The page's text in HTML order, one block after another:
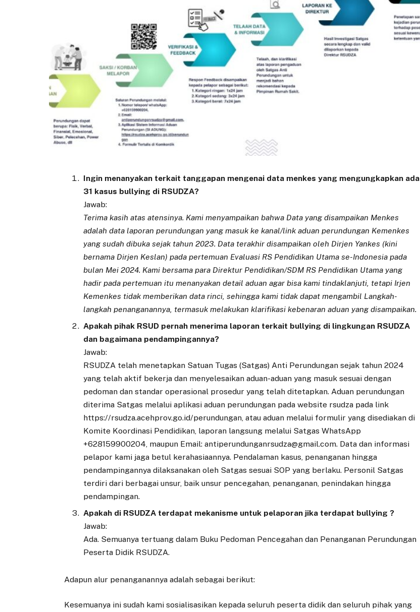
Ingin menanyakan terkait tanggapan mengenai data menkes yang mengungkapkan ada
31 kasus bullying di RSUDZA?
Jawab:
Terima kasih atas atensinya. Kami menyampaikan bahwa Data yang disampaikan Menkes
adalah data laporan perundungan yang masuk ke kanal/link aduan perundungan Kemenkes
yang sudah dibuka sejak tahun 2023. Data terakhir disampaikan oleh Dirjen Yankes (kini
bernama Dirjen Keslan) pada pertemuan Evaluasi RS Pendidikan Utama se-Indonesia pada
bulan Mei 2024. Kami bersama para Direktur Pendidikan/SDM RS Pendidikan Utama yang
hadir pada pertemuan itu menanyakan detail aduan agar bisa kami tindaklanjuti, tetapi Irjen
Kemenkes tidak memberikan data rinci, sehingga kami tidak dapat mengambil Langkah-
langkah penanganannya, termasuk melakukan klarifikasi kebenaran aduan yang disampaikan.
Apakah pihak RSUD pernah menerima laporan terkait bullying di lingkungan RSUDZA
dan bagaimana pendampingannya?
Jawab:
RSUDZA telah menetapkan Satuan Tugas (Satgas) Anti Perundungan sejak tahun 2024
yang telah aktif bekerja dan menyelesaikan aduan-aduan yang masuk sesuai dengan
pedoman dan standar operasional prosedur yang telah ditetapkan. Aduan perundungan
diterima Satgas melalui aplikasi aduan perundungan pada website rsudza pada link
https://rsudza.acehprov.go.id/perundungan, atau aduan melalui formulir yang disediakan di
Komite Koordinasi Pendidikan, laporan langsung melalui Satgas WhatsApp
+628159900204, maupun Email: antiperundunganrsudza@gmail.com. Data dan informasi
pelapor kami jaga betul kerahasiaannya. Pendalaman kasus, penanganan hingga
pendampingannya dilaksanakan oleh Satgas sesuai SOP yang berlaku. Personil Satgas
terdiri dari berbagai unsur, baik unsur pencegahan, penanganan, penindakan hingga
pendampingan.
Apakah di RSUDZA terdapat mekanisme untuk pelaporan jika terdapat bullying ?
Jawab:
Ada. Semuanya tertuang dalam Buku Pedoman Pencegahan dan Penanganan Perundungan
Peserta Didik RSUDZA.
Adapun alur penanganannya adalah sebagai berikut:
Kesemuanya ini sudah kami sosialisasikan kepada seluruh peserta didik dan seluruh pihak yang